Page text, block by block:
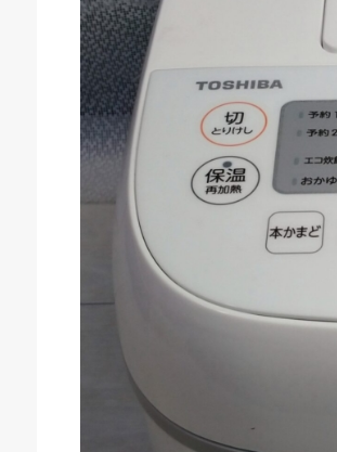
生活館 豊橋東脇本店